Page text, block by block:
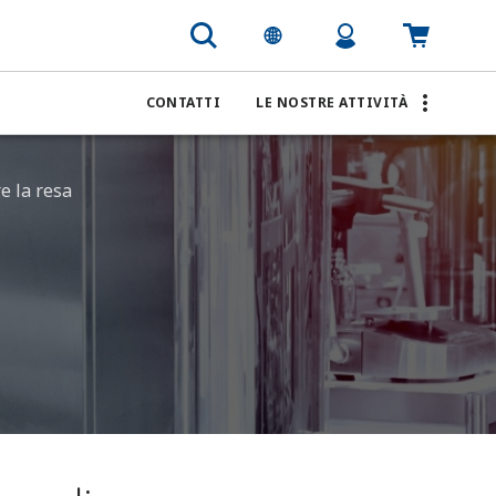
CONTATTI LE NOSTRE ATTIVITÀ
la resa